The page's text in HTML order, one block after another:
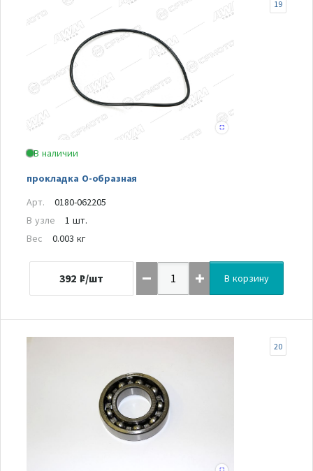
В наличии
прокладка О-образная
19
Арт.
0180-062205
В узле
1 шт.
Вес
0.003 кг
392 ₽/шт В корзину
20